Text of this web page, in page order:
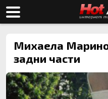
Михаела
задни части